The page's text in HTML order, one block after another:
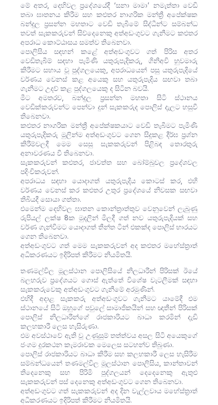
මේ අතර, දෙහිවල ප්‍රදේශයේදී ‘සනා මාමා’ නමැත්තා වෙඩි
තබා ඝාතනය කිරීම සහ කළුතර නාගරික මන්ත්‍රී අපේක්ෂක
බන්දුල ප්‍රසන්න මහතාට වෙඩි තැබීමේ සිද්ධීන්ට සම්බන්ධ
තවත් සැකකරුවන් සිව්දෙනෙකු අත්අඩංගුවට ගැනීමට කළුතර
අපරාධ කොට්ඨාසය සමත්ව තිබෙනවා.
පොලිසිය සඳහන් කළේ අත්අඩංගුවට ගත් පිරිස අතර
වෙඩිතැබීම් සඳහා පැමිණි යතුරුපැදිකරු, ගිනිඅවි හුවමාරු
කිරීමට සහාය වූ පුද්ගලයෙකු, අපරාධයෙන් පසු යතුරුපැදියේ
වර්ණය වෙනස් කළ අයෙකු සහ යතුරුපැදිය සඟවා තබා
ගැනීමට උදව් කළ පුද්ගලයෙකු ද සිටින බවයි.
මීට අමතරව, බන්දුල ප්‍රසන්න මහතා සිටි ස්ථානය
වෙඩික්කරුවන්ට පෙන්වා දුන් සැකකරුද පොලිස් දැලට හසුවී
තිබෙනවා.
කළුතර නාගරික මන්ත්‍රී අපේක්ෂකයාට වෙඩි තැබීමට පැමිණි
යතුරුපැදිකරු මුලින්ම අත්අඩංගුවට ගෙන සිදුකළ දීර්ඝ ප්‍රශ්න
කිරීම්වලදී මෙම සෙසු සැකකරුවන් පිළිබඳ තොරතුරු
අනාවරණය වී තිබෙනවා.
සැකකරුවන් කළුතර, ජාවත්ත සහ බෝම්බුවල ප්‍රදේශවල
පදිංචිකරුවන්.
අපරාධය සඳහා යොදාගත් යතුරුපැදිය කොටස් කර, එහි
වර්ණය වෙනස් කර කළුතර උතුර ප්‍රදේශයේ නිවසක සඟවා
තිබියදී සොයා ගත්තා.
එමෙන්ම දෙහිවල ඝාතන කොන්ත්‍රාත්තුව වෙනුවෙන් ලැබුණු
රුපියල් ලක්ෂ 8ක මුදලින් මිලදී ගත් නව යතුරුපැදියක් සහ
වර්ණ ගැන්වීමට යොදාගත් තීන්ත ටින් එකක්ද පොලිස් භාරයට
ගෙන තිබෙනවා.
අත්අඩංගුවට ගත් මෙම සැකකරුවන් අද කළුතර මහේස්ත්‍රාත්
අධිකරණයට ඉදිරිපත් කිරීමට නියමිතයි.
තණමල්විල මූලස්ථාන පොලිසියේ නිලධාරීන් පිරිසක් ඊයේ
බලහරුව ප්‍රදේශයට ගොස් ඇත්තේ විශේෂ වැටලීමක් සඳහා
සැකකරුවෙකු අත්අඩංගුවට ගැනීමේ අරමුණින්.
එහිදී අදාළ සැකකරු අත්අඩංගුවට ගැනීමට යාමේදී එම
ස්ථානයේ සිටි ඔහුගේ පවුලේ සාමාජිකයින් සහ ඥාතීන් පිරිසක්
පොලිස් නිලධාරීන්ගේ රාජකාරියට බාධා කරමින් දැඩි
කලහකාරී ලෙස හැසිරුණා.
එම අවස්ථාවේ ඇති වූ උණුසුම් තත්ත්වය අසල සිටි අයෙකුගේ
ජංගම දුරකථන කැමරාවක මෙලෙස සටහන්ව තිබුණා.
පොලිස් රාජකාරියට බාධා කිරීම සහ කලහකාරී ලෙස හැසිරීම
සම්බන්ධයෙන් තණමල්විල මූලස්ථාන පොලිසිය, කාන්තාවන්
තිදෙනෙකු සහ පිරිමි පුද්ගලයන් දෙදෙනෙකු ඇතුළු
සැකකරුවන් පස් දෙනෙකු අත්අඩංගුවට ගෙන තිබෙනවා.
අත්අඩංගුවට ගත් සැකකරුවන් අද දින වැල්ලවාය මහේස්ත්‍රාත්
අධිකරණයට ඉදිරිපත් කිරීමට නියමිතයි.